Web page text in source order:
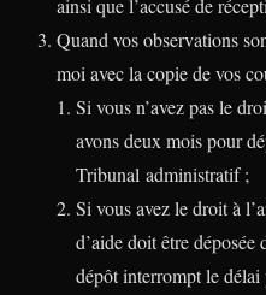
ainsi que l’accusé de
Quand vos observations
moi avec la copie de vos
Si vous n’avez pas le
avons deux mois pour
Tribunal administratif ;
Si vous avez le droit à
d’aide doit être
dépôt interrompt le